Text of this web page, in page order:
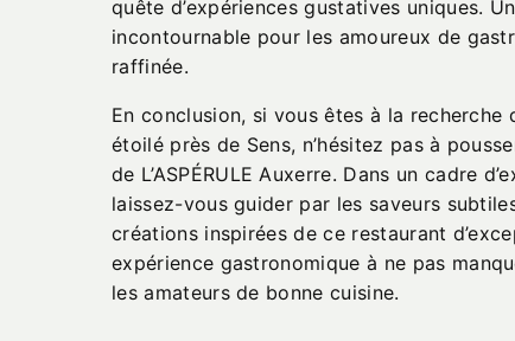
quête d’expériences gustatives uniques.
incontournable pour les amoureux de
raffinée.
En conclusion, si vous êtes à la recherche
étoilé près de Sens, n’hésitez pas à
de L’ASPÉRULE Auxerre. Dans un cadre
laissez-vous guider par les saveurs
créations inspirées de ce restaurant
expérience gastronomique à ne pas
les amateurs de bonne cuisine.